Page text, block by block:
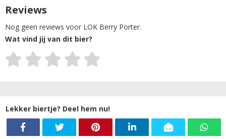
Reviews
Nog geen reviews voor LOK Berry Porter.
Wat vind jij van dit bier?
Lekker biertje? Deel hem nu!